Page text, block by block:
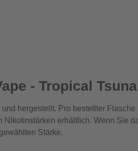
- Tropical
hergestellt. Pro bestellter
erhältlich. Wenn Sie
Stärke.